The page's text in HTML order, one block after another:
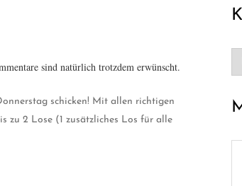
sind natürlich trotzdem erwünscht.
schicken! Mit allen richtigen
zu 2 Lose (1 zusätzliches Los für alle